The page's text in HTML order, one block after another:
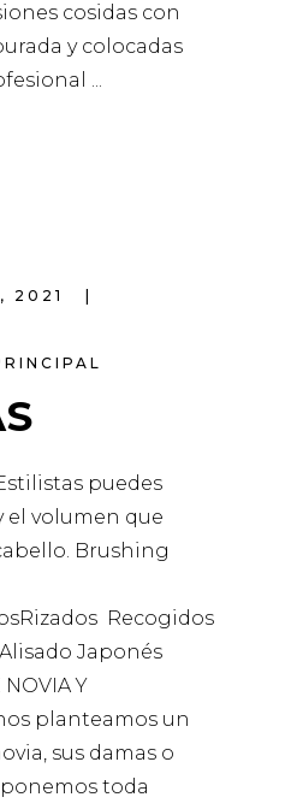
cosidas con
y colocadas
2021
puedes
el volumen que
Brushing
Recogidos
Japonés
NOVIA Y
planteamos un
sus damas o
toda